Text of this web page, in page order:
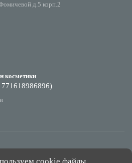
косметики
д.5 корп.2
cookie файлы.